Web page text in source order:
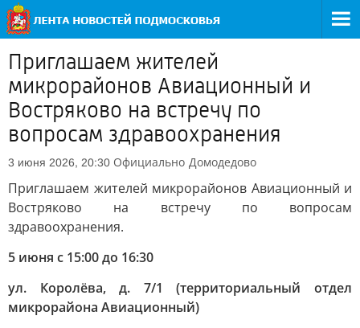
Приглашаем жителей
микрорайонов Авиационный и
Востряково на встречу по
вопросам здравоохранения
3 июня 2026, 20:30 Официально Домодедово
Приглашаем жителей микрорайонов Авиационный и
Востряково на встречу по вопросам
здравоохранения.
5 июня с 15:00 до 16:30
ул. Королёва, д. 7/1 (территориальный отдел
микрорайона Авиационный)